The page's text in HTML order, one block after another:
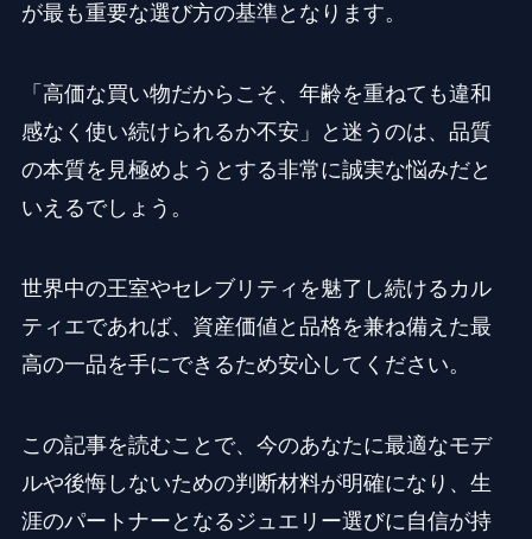
が最も重要な選び方の基準となります。
「高価な買い物だからこそ、年齢を重ねても違和
感なく使い続けられるか不安」と迷うのは、品質
の本質を見極めようとする非常に誠実な悩みだと
いえるでしょう。
世界中の王室やセレブリティを魅了し続けるカル
ティエであれば、資産価値と品格を兼ね備えた最
高の一品を手にできるため安心してください。
この記事を読むことで、今のあなたに最適なモデ
ルや後悔しないための判断材料が明確になり、生
涯のパートナーとなるジュエリー選びに自信が持